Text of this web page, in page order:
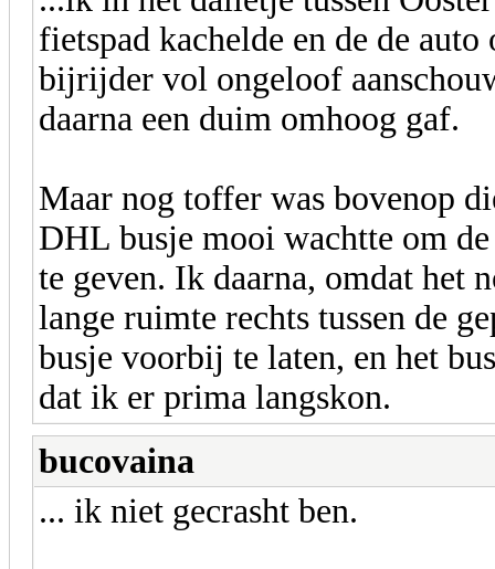
fietspad kachelde en de de
bijrijder vol ongeloof
daarna een duim omhoog gaf.
Maar nog toffer was bovenop
DHL busje mooi wachtte om
te geven. Ik daarna, omdat het
lange ruimte rechts tussen de
busje voorbij te laten, en het
dat ik er prima langskon.
bucovaina
... ik niet gecrasht ben.